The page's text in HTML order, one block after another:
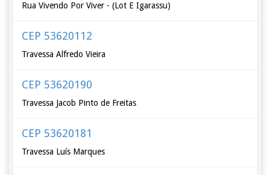
Rua Vivendo Por Viver - (Lot E Igarassu)
CEP 53620112
Travessa Alfredo Vieira
CEP 53620190
Travessa Jacob Pinto de Freitas
CEP 53620181
Travessa Luís Marques